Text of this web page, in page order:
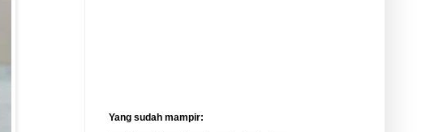
Yang sudah mampir: